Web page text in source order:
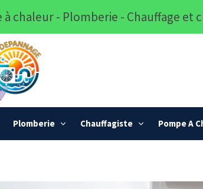
à chaleur - Plomberie - Chauffage et
Plomberie Chauffagiste Pompe A